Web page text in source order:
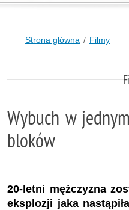
Strona główna Filmy
Wybuch w
bloków
20-letni mężczyzna
eksplozji jaka